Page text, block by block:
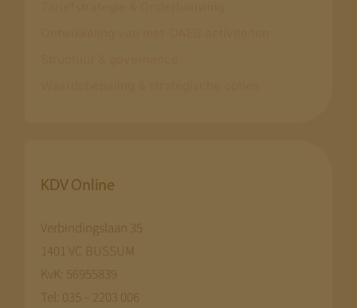
KDV Online
Verbindingslaan 35
1401 VC BUSSUM
KvK: 56955839
Tel: 035 – 2203 006